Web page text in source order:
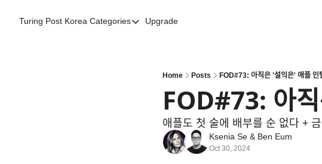
Turing Post Korea Categories
Categories
AI 에이전트
AI Infra Unicorns
Community Twist
Upgrade
Home Posts FOD#73: 아직은 '설익은' 애플
FOD#73: 아직은
애플도 첫 술에 배부를 순 없다 +
Ksenia Se & Ben Eum
Oct 30, 2024